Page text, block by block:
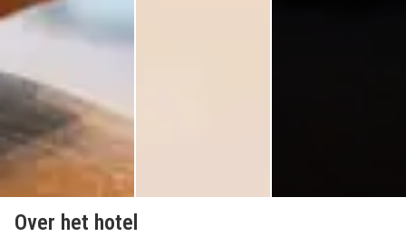
Over het hotel